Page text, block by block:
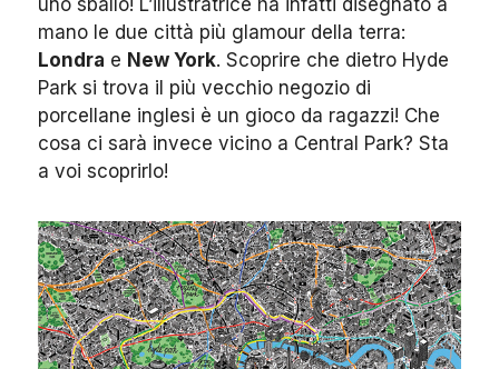
uno sballo! L’illustratrice ha infatti disegnato a
mano le due città più glamour della terra:
Londra e New York. Scoprire che dietro Hyde
Park si trova il più vecchio negozio di
porcellane inglesi è un gioco da ragazzi! Che
cosa ci sarà invece vicino a Central Park? Sta
a voi scoprirlo!